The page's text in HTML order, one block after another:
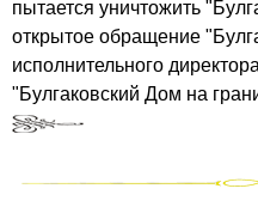
пытается уничтожить
открытое обращение
исполнительного
"Булгаковский Дом на